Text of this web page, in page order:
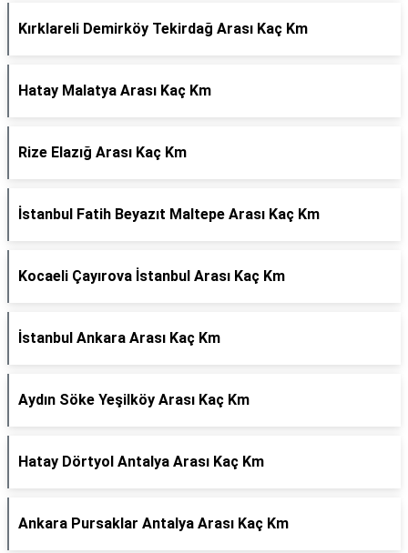
Kırklareli Demirköy Tekirdağ Arası Kaç Km
Hatay Malatya Arası Kaç Km
Rize Elazığ Arası Kaç Km
İstanbul Fatih Beyazıt Maltepe Arası Kaç Km
Kocaeli Çayırova İstanbul Arası Kaç Km
İstanbul Ankara Arası Kaç Km
Aydın Söke Yeşilköy Arası Kaç Km
Hatay Dörtyol Antalya Arası Kaç Km
Ankara Pursaklar Antalya Arası Kaç Km